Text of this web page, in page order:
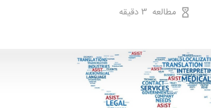
مطالعه 3 دقیقه